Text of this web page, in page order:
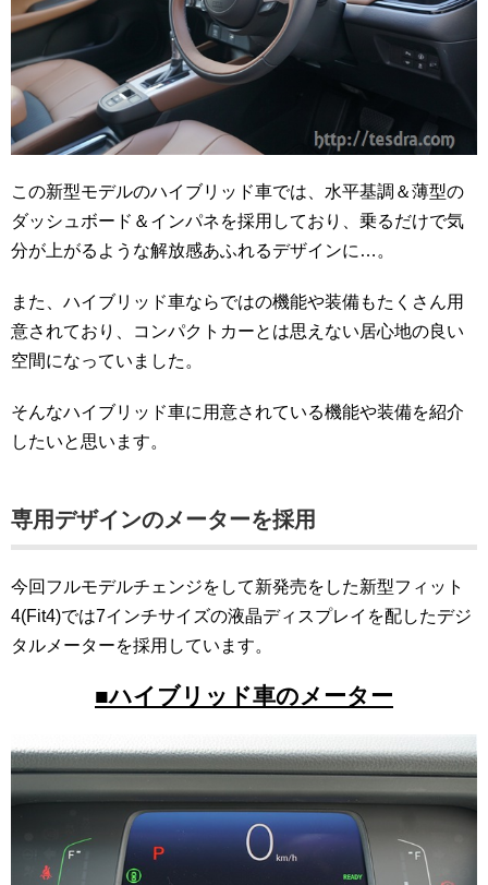
この新型モデルのハイブリッド車では、水平基調＆薄型の
ダッシュボード＆インパネを採用しており、乗るだけで気
分が上がるような解放感あふれるデザインに…。
また、ハイブリッド車ならではの機能や装備もたくさん用
意されており、コンパクトカーとは思えない居心地の良い
空間になっていました。
そんなハイブリッド車に用意されている機能や装備を紹介
したいと思います。
専用デザインのメーターを採用
今回フルモデルチェンジをして新発売をした新型フィット
4(Fit4)では7インチサイズの液晶ディスプレイを配したデジ
タルメーターを採用しています。
■ハイブリッド車のメーター